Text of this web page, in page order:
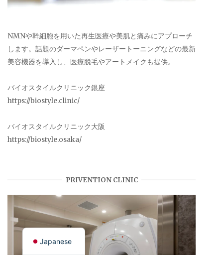
NMNや幹細胞を用いた再生医療や美肌と痛みにアプローチ
します。話題のダーマペンやレーザートーニングなどの最新
美容機器を導入し、医療脱毛やアートメイクも提供。
バイオスタイルクリニック銀座
https://biostyle.clinic/
バイオスタイルクリニック大阪
https://biostyle.osaka/
PRIVENTION CLINIC
Japanese
English